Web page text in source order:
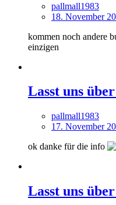
pallmall1983
18. November
kommen noch andere
einzigen
Lasst uns
pallmall1983
17. November
ok danke für die info
Lasst uns